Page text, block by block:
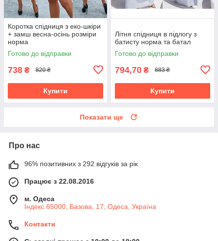
Коротка спідниця з еко-шкіри
+ замш весна-осінь розміри
норма
Готово до відправки
738 ₴ 820 ₴
Купити
Літня спідниця в підлогу з
батисту норма та батал
Готово до відправки
794,70 ₴ 883 ₴
Купити
Показати ще
Про нас
96% позитивних з 292 відгуків за рік
Працює з 22.08.2016
м. Одеса
Індекс 65000; Базова, 17, Одеса, Україна
Контакти